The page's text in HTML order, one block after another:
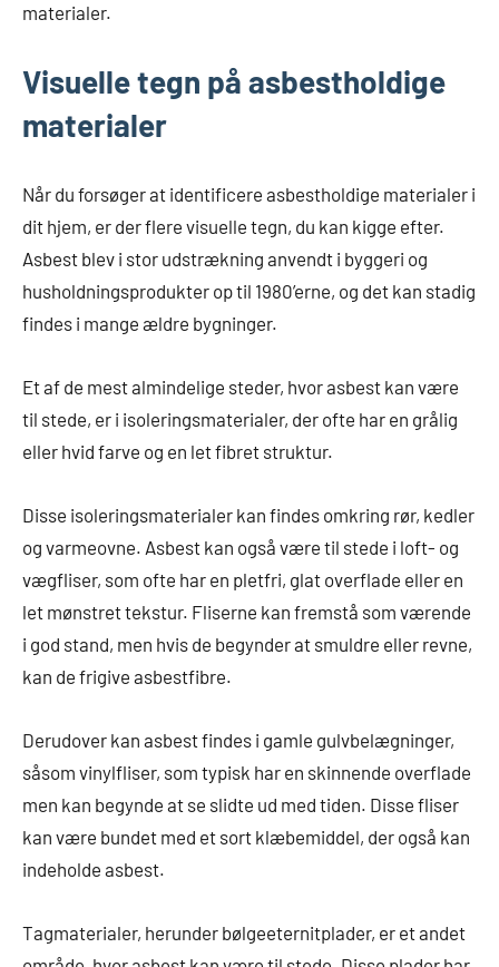
materialer.
Visuelle tegn på asbestholdige
materialer
Når du forsøger at identificere asbestholdige materialer i
dit hjem, er der flere visuelle tegn, du kan kigge efter.
Asbest blev i stor udstrækning anvendt i byggeri og
husholdningsprodukter op til 1980’erne, og det kan stadig
findes i mange ældre bygninger.
Et af de mest almindelige steder, hvor asbest kan være
til stede, er i isoleringsmaterialer, der ofte har en grålig
eller hvid farve og en let fibret struktur.
Disse isoleringsmaterialer kan findes omkring rør, kedler
og varmeovne. Asbest kan også være til stede i loft- og
vægfliser, som ofte har en pletfri, glat overflade eller en
let mønstret tekstur. Fliserne kan fremstå som værende
i god stand, men hvis de begynder at smuldre eller revne,
kan de frigive asbestfibre.
Derudover kan asbest findes i gamle gulvbelægninger,
såsom vinylfliser, som typisk har en skinnende overflade
men kan begynde at se slidte ud med tiden. Disse fliser
kan være bundet med et sort klæbemiddel, der også kan
indeholde asbest.
Tagmaterialer, herunder bølgeeternitplader, er et andet